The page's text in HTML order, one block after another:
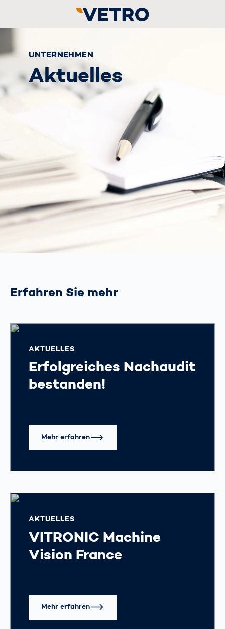
UNTERNEHMEN
Aktuelles
Erfahren Sie mehr
AKTUELLES
Erfolgreiches Nachaudit
bestanden!
Mehr erfahren
AKTUELLES
VITRONIC Machine
Vision France
Mehr erfahren